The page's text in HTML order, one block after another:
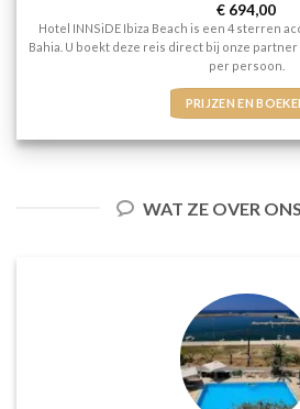
Gewaardeerd
4uit 5
€ 694,00
Hotel INNSiDE Ibiza Beach is een 4 sterren
Bahia. U boekt deze reis direct bij onze partner
per persoon.
PRIJZEN EN
WAT ZE OVER